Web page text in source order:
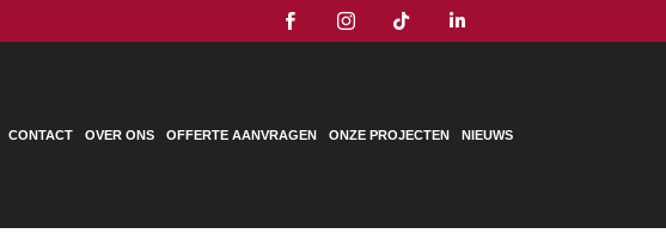
   
CONTACT OVER ONS OFFERTE AANVRAGEN ONZE PROJECTEN NIEUWS